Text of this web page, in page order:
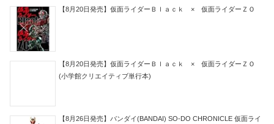
【8月20日発売】仮面ライダーＢｌａｃｋ × 仮面ライダーＺＯ
【8月20日発売】仮面ライダーＢｌａｃｋ × 仮面ライダーＺＯ
(小学館クリエイティブ単行本)
【8月26日発売】バンダイ(BANDAI) SO-DO CHRONICLE 仮面ライ